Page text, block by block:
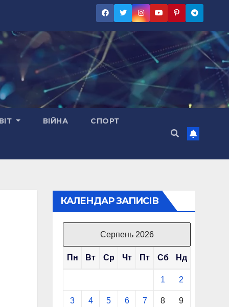
ВІЙНА СПОРТ
КАЛЕНДАР ЗАПИСІВ
Серпень 2026
Пн Вт Ср Чт Пт Сб Нд
1 2
3 4 5 6 7 8 9